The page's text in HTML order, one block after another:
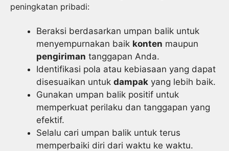
peningkatan pribadi:
Beraksi berdasarkan umpan balik untuk
menyempurnakan baik konten maupun
pengiriman tanggapan Anda.
Identifikasi pola atau kebiasaan yang dapat
disesuaikan untuk dampak yang lebih baik.
Gunakan umpan balik positif untuk
memperkuat perilaku dan tanggapan yang
efektif.
Selalu cari umpan balik untuk terus
memperbaiki diri dari waktu ke waktu.